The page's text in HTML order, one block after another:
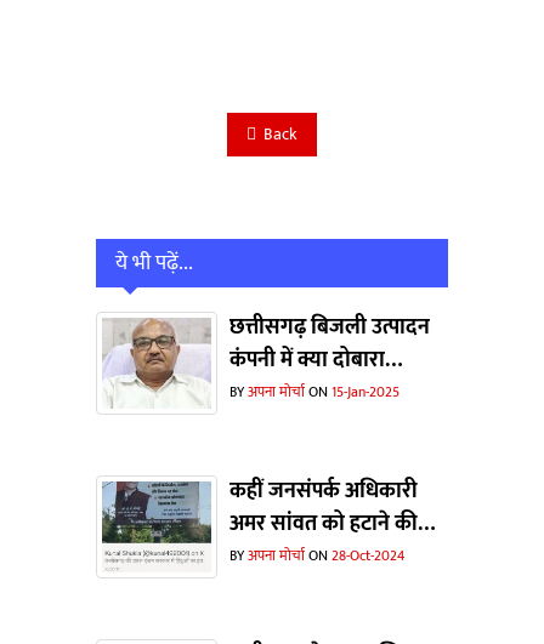
Back
ये भी पढ़ें...
छत्तीसगढ़ बिजली उत्पादन
कंपनी में क्या दोबारा
ताजपोशी हो पाएंगी संजीव
BYअपना मोर्चाON15-Jan-2025
कहीं जनसंपर्क अधिकारी
अमर सांवत को हटाने की
वजह यह विज्ञापन तो नहीं ?
BYअपना मोर्चाON28-Oct-2024